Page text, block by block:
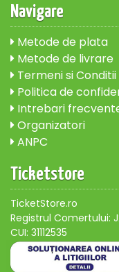
Navigare
Metode de plata
Metode de livrare
Termeni si Conditii
Politica de
Intrebari
Organizatori
ANPC
Ticketstore
TicketStore.ro
Registrul Comertului:
CUI: 31112535